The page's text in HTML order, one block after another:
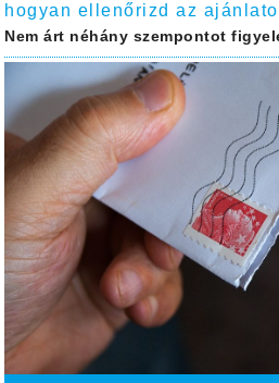
hogyan ellenőrizd az
Nem árt néhány szempontot